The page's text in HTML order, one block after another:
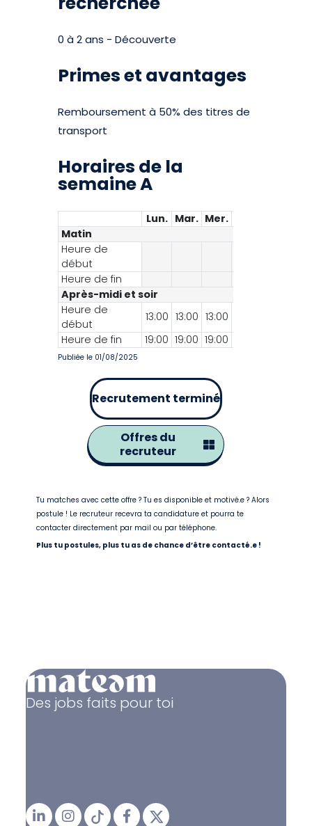
0 à 2 ans - Découverte
Primes et avantages
Remboursement à 50% des titres de
transport
Horaires de la
semaine A
Lun. Mar. Mer.
Matin
Heure de
début
Heure de fin
Après-midi et soir
Heure de
début
13:00 13:00 13:00
Heure de fin
19:00 19:00 19:00
Publiée le 01/08/2025
Recrutement terminé
Offres du
recruteur
Tu matches avec cette offre ? Tu es disponible et motivé.e ? Alors
postule ! Le recruteur recevra ta candidature et pourra te
contacter directement par mail ou par téléphone.
Plus tu postules, plus tu as de chance d’être contacté.e !
Des jobs faits pour toi